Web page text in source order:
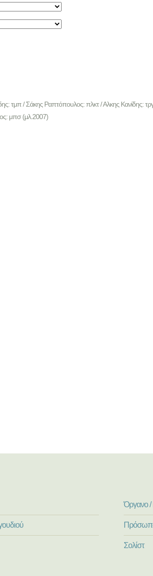
τμπ / Σάκης Ραπτόπουλος: πλκτ / Αλκης Κανίδης:
μπσ (μλ.2007)
Όργανο
Σολίστ